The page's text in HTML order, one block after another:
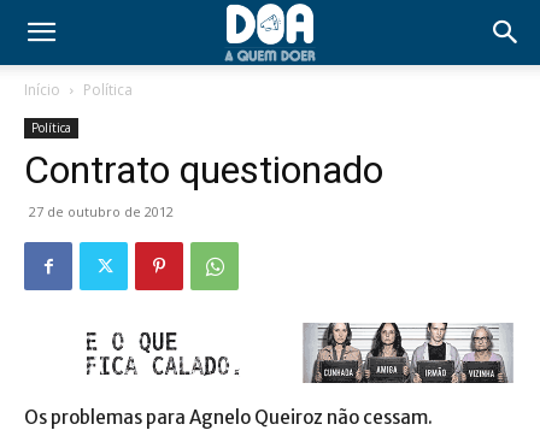
Início Política
Política
Contrato questionado
27 de outubro de 2012
Os problemas para Agnelo Queiroz não cessam.